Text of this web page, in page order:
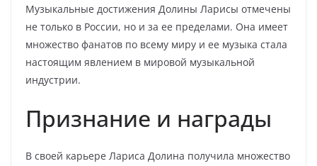
Музыкальные достижения Долины Ларисы отмечены
не только в России, но и за ее пределами. Она имеет
множество фанатов по всему миру и ее музыка стала
настоящим явлением в мировой музыкальной
индустрии.
Признание и награды
В своей карьере Лариса Долина получила множество